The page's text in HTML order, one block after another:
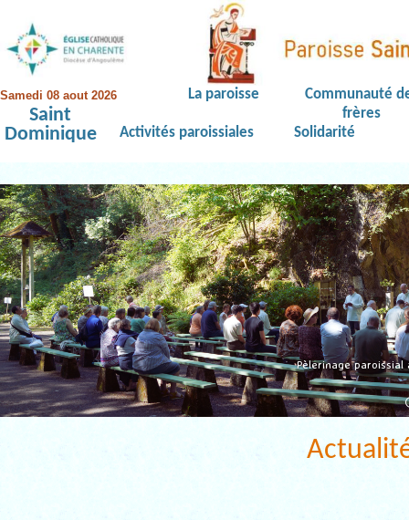
Samedi 08 aout 2026
Saint
Dominique
La paroisse
Communauté
frères
Activités paroissiales
Solidarité
Pèlerinage